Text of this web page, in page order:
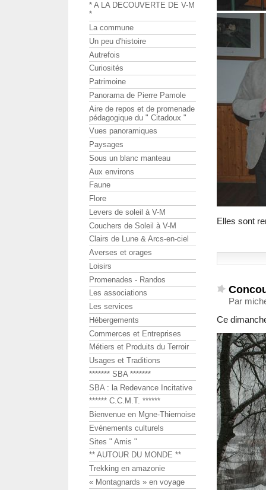
Elles sont
Par
Ce
* A LA DECOUVERTE DE V-M
*
La commune
Un peu d'histoire
Autrefois
Curiosités
Patrimoine
Panorama de Pierre Pamole
Aire de repos et de promenade
pédagogique du " Citadoux "
Vues panoramiques
Paysages
Sous un blanc manteau
Aux environs
Faune
Flore
Levers de soleil à V-M
Couchers de Soleil à V-M
Clairs de Lune & Arcs-en-ciel
Averses et orages
Loisirs
Promenades - Randos
Les associations
Les services
Hébergements
Commerces et Entreprises
Métiers et Produits du Terroir
Usages et Traditions
******* SBA *******
SBA : la Redevance Incitative
****** C.C.M.T. ******
Bienvenue en Mgne-Thiernoise
Evénements culturels
Sites " Amis "
** AUTOUR DU MONDE **
Trekking en amazonie
« Montagnards » en voyage